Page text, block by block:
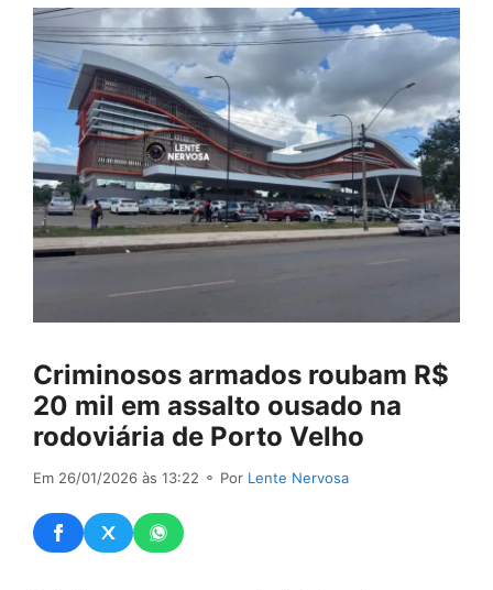
Criminosos armados roubam R$
20 mil em assalto ousado na
rodoviária de Porto Velho
Em 26/01/2026 às 13:22 ⚬ Por Lente Nervosa